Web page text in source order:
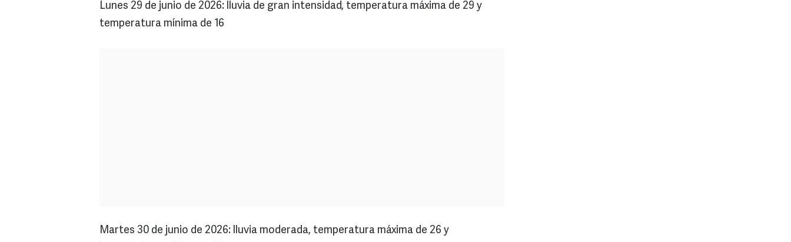
Lunes 29 de junio de 2026: lluvia de gran intensidad, temperatura máxima de 29 y
temperatura mínima de 16
Martes 30 de junio de 2026: lluvia moderada, temperatura máxima de 26 y